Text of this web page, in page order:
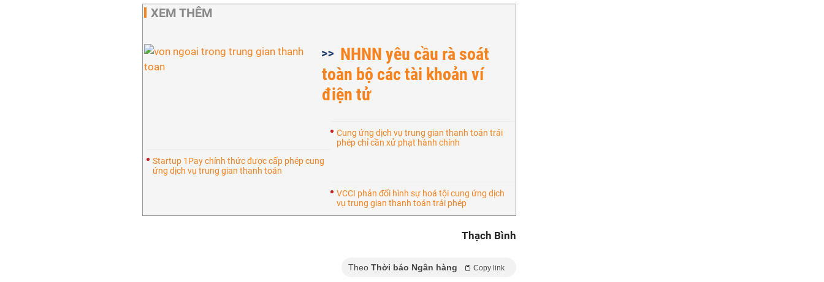
XEM THÊM
NHNN yêu cầu rà soát
toàn bộ các tài khoản ví
điện tử
Cung ứng dịch vụ trung gian thanh toán trái
phép chỉ cần xử phạt hành chính
Startup 1Pay chính thức được cấp phép cung
ứng dịch vụ trung gian thanh toán
VCCI phản đối hình sự hoá tội cung ứng dịch
vụ trung gian thanh toán trái phép
Thạch Bình
Theo Thời báo Ngân hàng Copy link